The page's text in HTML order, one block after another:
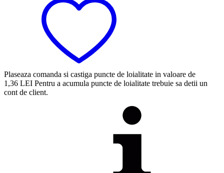
Plaseaza comanda si castiga puncte de loialitate in valoare de
1,36 LEI Pentru a acumula puncte de loialitate trebuie sa detii un
cont de client.